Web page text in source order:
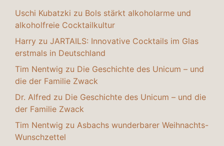
Uschi Kubatzki zu Bols stärkt alkoholarme und
alkoholfreie Cocktailkultur
Harry zu JARTAILS: Innovative Cocktails im Glas
erstmals in Deutschland
Tim Nentwig zu Die Geschichte des Unicum – und
die der Familie Zwack
Dr. Alfred zu Die Geschichte des Unicum – und die
der Familie Zwack
Tim Nentwig zu Asbachs wunderbarer Weihnachts-
Wunschzettel